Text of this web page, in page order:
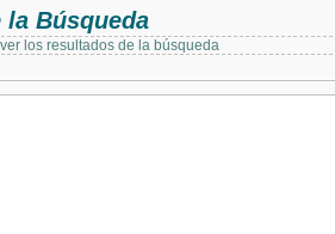
la Búsqueda
los resultados de la búsqueda